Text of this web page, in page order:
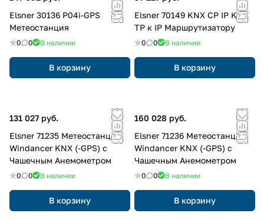
Elsner 30136 P04i-GPS
Метеостанция
0 0 В наличии
В корзину
Elsner 70149 KNX CP IP KNX
TP к IP Маршрутизатору
0 0 В наличии
В корзину
131 027 руб.
Elsner 71235 Метеостанция
Windancer KNX (-GPS) с
Чашечным Анемометром
0 0 В наличии
В корзину
160 028 руб.
Elsner 71236 Метеостанция
Windancer KNX (-GPS) с
Чашечным Анемометром
0 0 В наличии
В корзину